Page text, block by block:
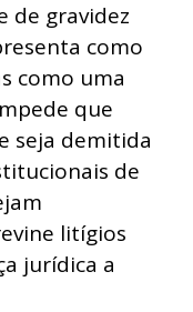
de gravidez
como
como uma
que
seja demitida
de
litígios
jurídica a